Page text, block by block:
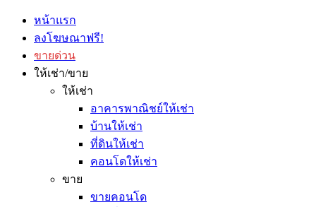
หน้าแรก
ลงโฆษณาฟรี!
ขายด่วน
ให้เช่า/ขาย
ให้เช่า
อาคารพาณิชย์ให้เช่า
บ้านให้เช่า
ที่ดินให้เช่า
คอนโดให้เช่า
ขาย
ขายคอนโด